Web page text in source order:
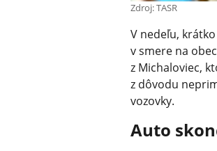
Zdroj: TASR
V nedeľu,
v smere na
z Michaloviec,
z dôvodu
vozovky.
Auto